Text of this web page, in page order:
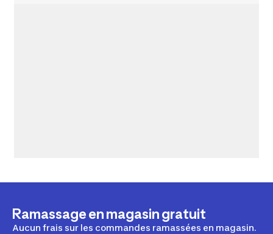
Ramassage en magasin gratuit
Aucun frais sur les commandes ramassées en magasin.